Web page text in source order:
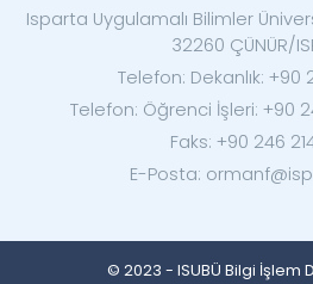
Isparta Uygulamalı Bilimler
32260 ÇÜNÜR/
Telefon: Dekanlık: +90
Telefon: Öğrenci İşleri: +90
Faks: +90 246
E-Posta:
© 2023 - ISUBÜ Bilgi İşlem